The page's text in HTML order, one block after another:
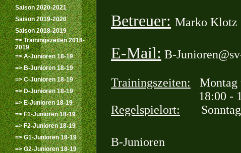
Saison 2020-2021
Saison 2019-2020
Saison 2018-2019
=> Trainingszeiten 2018-
2019
=> A-Junioren 18-19
=> B-Junioren 18-19
=> C-Junioren 18-19
=> D-Junioren 18-19
=> E-Junioren 18-19
=> F1-Junioren 18-19
=> F2-Junioren 18-19
=> G1-Junioren 18-19
=> G2-Junioren 18-19
Betreuer: Marko Klotz
E-Mail: B-
Trainingszeiten: Montag
18:00 - 19:30
Regelspielort: Sonntag
B-Junioren